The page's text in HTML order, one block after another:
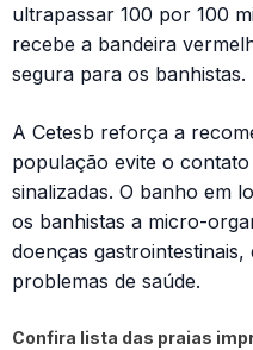
ultrapassar 100 por 100
recebe a bandeira
segura para os banhistas.
A Cetesb reforça a
população evite o
sinalizadas. O banho em
os banhistas a micro-
doenças
problemas de saúde.
Confira lista das praias